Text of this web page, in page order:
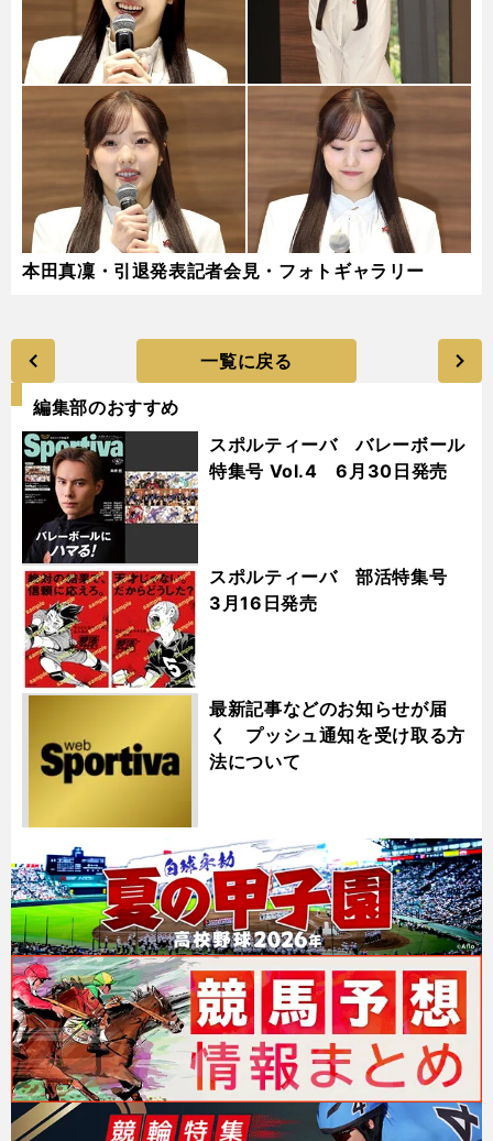
本田真凜・引退発表記者会見・フォトギャラリー
一覧に戻る
編集部のおすすめ
スポルティーバ バレーボール
特集号 Vol.4 6月30日発売
スポルティーバ 部活特集号
3月16日発売
最新記事などのお知らせが届
く プッシュ通知を受け取る方
法について